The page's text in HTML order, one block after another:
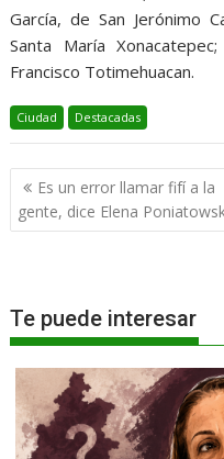
García, de San Jerónimo
Santa María
Francisco Totimehuacan.
Ciudad Destacadas
Navegación
de
entradas
Es un error llamar fifí a la
gente, dice Elena
Te puede interesar